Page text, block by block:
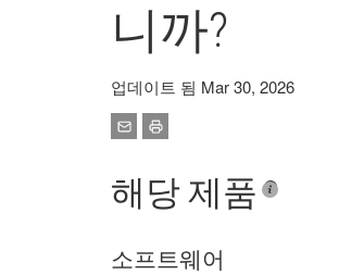
니까?
업데이트 됨 Mar 30, 2026
해당 제품
소프트웨어